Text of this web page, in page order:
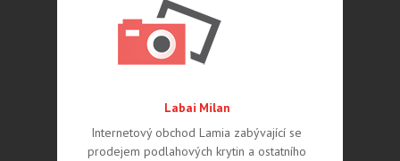
Labai Milan
Internetový obchod Lamia zabývající se
prodejem podlahových krytin a ostatního